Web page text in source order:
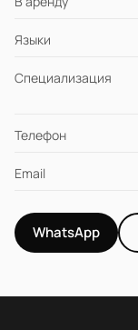
Языки
Специализация
Телефон
Email
WhatsApp